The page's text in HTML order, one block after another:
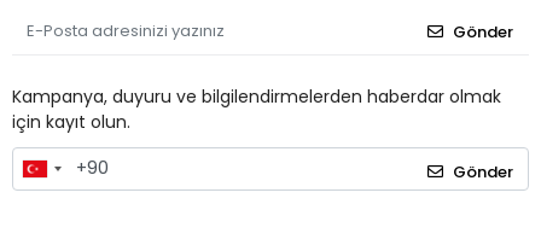
Gönder
Kampanya, duyuru ve bilgilendirmelerden haberdar olmak
için kayıt olun.
Gönder